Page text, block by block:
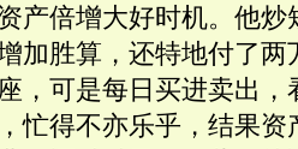
产倍增大好时机。他炒
加胜算，还特地付了两
，可是每日买进卖出，
忙得不亦乐乎，结果资